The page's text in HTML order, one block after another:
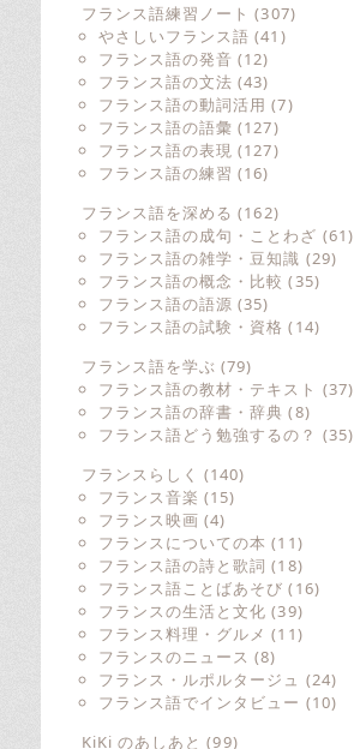
フランス語練習ノート (307)
やさしいフランス語 (41)
フランス語の発音 (12)
フランス語の文法 (43)
フランス語の動詞活用 (7)
フランス語の語彙 (127)
フランス語の表現 (127)
フランス語の練習 (16)
フランス語を深める (162)
フランス語の成句・ことわざ (61)
フランス語の雑学・豆知識 (29)
フランス語の概念・比較 (35)
フランス語の語源 (35)
フランス語の試験・資格 (14)
フランス語を学ぶ (79)
フランス語の教材・テキスト (37)
フランス語の辞書・辞典 (8)
フランス語どう勉強するの？ (35)
フランスらしく (140)
フランス音楽 (15)
フランス映画 (4)
フランスについての本 (11)
フランス語の詩と歌詞 (18)
フランス語ことばあそび (16)
フランスの生活と文化 (39)
フランス料理・グルメ (11)
フランスのニュース (8)
フランス・ルポルタージュ (24)
フランス語でインタビュー (10)
KiKi のあしあと (99)